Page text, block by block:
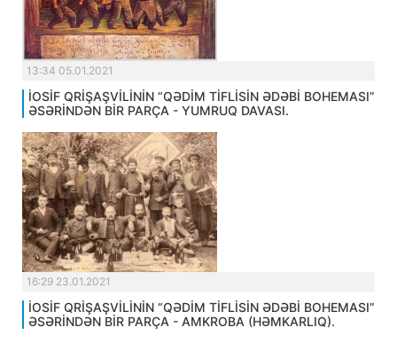
13:34 05.01.2021
İOSİF QRİŞAŞVİLİNİN “QƏDİM TİFLİSİN ƏDƏBİ BOHEMASI”
ƏSƏRİNDƏN BİR PARÇA - YUMRUQ DAVASI.
16:29 23.01.2021
İOSİF QRİŞAŞVİLİNİN “QƏDİM TİFLİSİN ƏDƏBİ BOHEMASI”
ƏSƏRİNDƏN BİR PARÇA - AMKROBA (HƏMKARLIQ).